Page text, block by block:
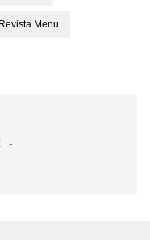
Revista Menu